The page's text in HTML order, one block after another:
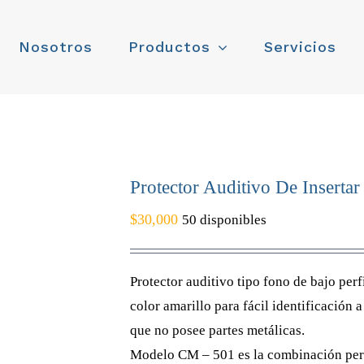
Nosotros Productos Servicios
Protector Auditivo De Insertar
$30,000 50 disponibles
Protector auditivo tipo fono de bajo
color amarillo para fácil identificación
que no posee partes metálicas.
Modelo CM – 501 es la combinación